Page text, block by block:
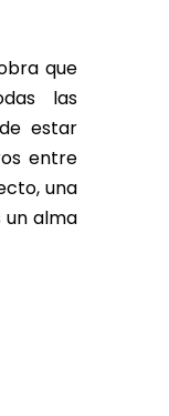
que
las
estar
entre
una
un alma